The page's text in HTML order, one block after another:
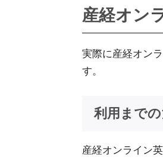
産経オン
実際に産経オン
す。
利用まで
産経オンライン